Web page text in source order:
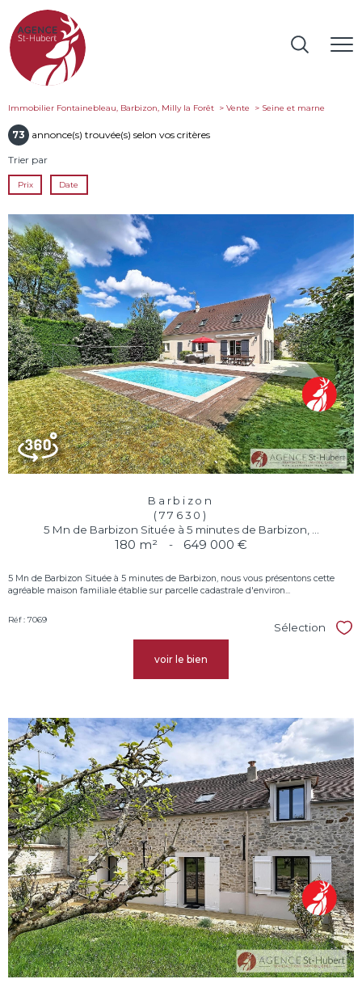
Immobilier Fontainebleau, Barbizon, Milly la Forêt Vente seine et marne
73 annonce(s) trouvée(s) selon vos critères
Trier par
Prix Date
Barbizon
(77630)
5 Mn de Barbizon Située à 5 minutes de Barbizon, ...
180 m² - 649 000 €
5 Mn de Barbizon Située à 5 minutes de Barbizon, nous vous présentons cette
agréable maison familiale établie sur parcelle cadastrale d'environ...
Réf : 7069
Sélection
voir le bien